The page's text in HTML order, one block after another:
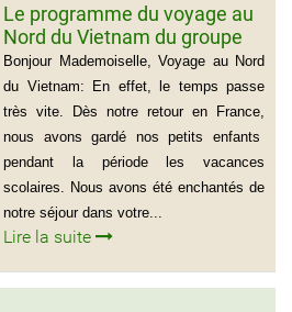
Le programme du voyage au
Nord du Vietnam du groupe
de Madame Jacqueline
MONTAGNE
Bonjour Mademoiselle, Voyage au Nord
du Vietnam: En effet, le temps passe
très vite. Dès notre retour en France,
nous avons gardé nos petits enfants
pendant la période les vacances
scolaires. Nous avons été enchantés de
notre séjour dans votre...
Lire la suite